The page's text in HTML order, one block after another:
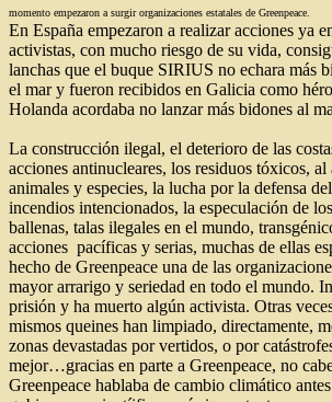
momento empezaron a surgir organizaciones estatales de Greenpeace.
En España empezaron a realizar acciones ya
activistas, con mucho riesgo de su vida,
lanchas que el buque SIRIUS no echara más
el mar y fueron recibidos en Galicia como
Holanda acordaba no lanzar más bidones al
La construcción ilegal, el deterioro de las
acciones antinucleares, los residuos tóxicos, al
animales y especies, la lucha por la defensa
incendios intencionados, la especulación de
ballenas, talas ilegales en el mundo,
acciones pacíficas y serias, muchas de ellas
hecho de Greenpeace una de las
mayor arrarigo y seriedad en todo el mundo.
prisión y ha muerto algún activista. Otras
mismos queines han limpiado, directamente,
zonas devastadas por vertidos, o por
mejor…gracias en parte a Greenpeace, no
Greenpeace hablaba de cambio climático